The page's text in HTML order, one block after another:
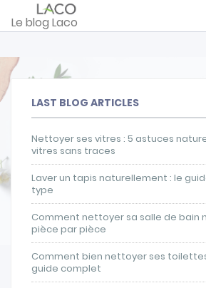
Le blog Laco
LAST BLOG ARTICLES
Nettoyer ses vitres : 5 astuces
vitres sans traces
Laver un tapis naturellement : le
type
Comment nettoyer sa salle de bain
pièce par pièce
Comment bien nettoyer ses
guide complet